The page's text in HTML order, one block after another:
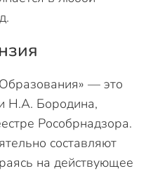
— это
Н.А. Бородина,
Рособрнадзора.
составляют
на действующее